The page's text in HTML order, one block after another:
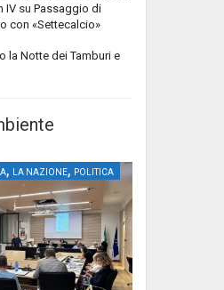
IV su Passaggio di
con «Settecalcio»
la Notte dei Tamburi e
, LA NAZIONE, POLITICA